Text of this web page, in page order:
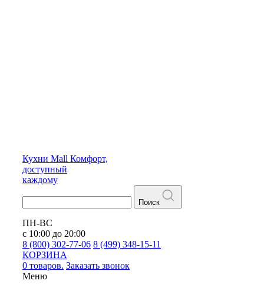
Кухни Mall Комфорт,
доступный
каждому
Поиск
ПН-ВС
с 10:00 до 20:00
8 (800) 302-77-06 8 (499) 348-15-11
КОРЗИНА
0 товаров. Заказать звонок
Меню